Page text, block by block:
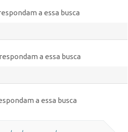
a essa busca
a essa busca
a essa busca